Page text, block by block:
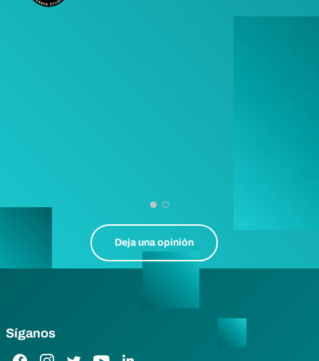
Deja una opinión
Síganos
Enlace de Facebook
Enlace de Instagram
Enlace de Twitter
Enlace de YouTube
Enlace de LinkedIn